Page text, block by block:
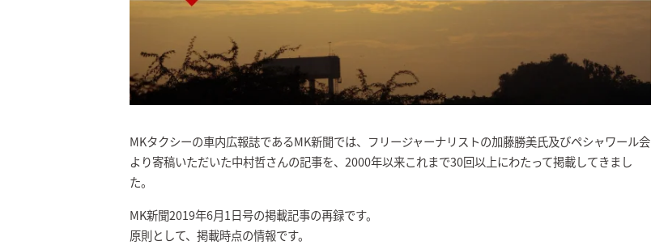
MKタクシーの車内広報誌であるMK新聞では、フリージャーナリストの加藤勝美氏及びペシャワール会
より寄稿いただいた中村哲さんの記事を、2000年以来これまで30回以上にわたって掲載してきまし
た。
MK新聞2019年6月1日号の掲載記事の再録です。
原則として、掲載時点の情報です。